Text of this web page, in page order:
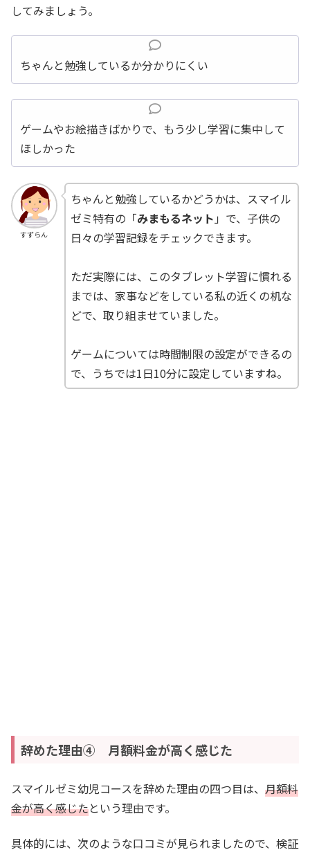
してみましょう。
ちゃんと勉強しているか分かりにくい
ゲームやお絵描きばかりで、もう少し学習に集中して
ほしかった
すずらん
ちゃんと勉強しているかどうかは、スマイル
ゼミ特有の「みまもるネット 」で、子供の
日々の学習記録をチェックできます。
ただ実際には、このタブレット学習に慣れる
までは、家事などをしている私の近くの机な
どで、取り組ませていました。
ゲームについては時間制限の設定ができるの
で、うちでは1日10分に設定していますね。
辞めた理由④ 月額料金が高く感じた
スマイルゼミ幼児コースを辞めた理由の四つ目は、 月額料
金が高く感じたという理由です。
具体的には、次のような口コミが見られましたので、検証